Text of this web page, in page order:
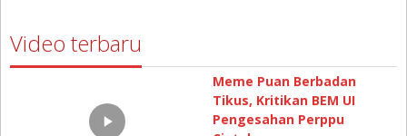
Video terbaru
Meme Puan Berbadan
Tikus, Kritikan BEM UI
Pengesahan Perppu